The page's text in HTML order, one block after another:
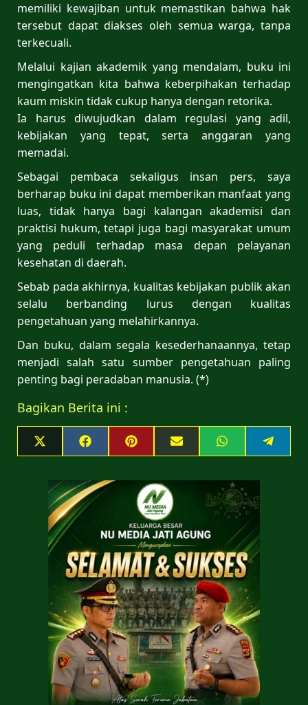
memiliki kewajiban untuk memastikan bahwa hak
tersebut dapat diakses oleh semua warga, tanpa
terkecuali.
Melalui kajian akademik yang mendalam, buku ini
mengingatkan kita bahwa keberpihakan terhadap
kaum miskin tidak cukup hanya dengan retorika.
Ia harus diwujudkan dalam regulasi yang adil,
kebijakan yang tepat, serta anggaran yang
memadai.
Sebagai pembaca sekaligus insan pers, saya
berharap buku ini dapat memberikan manfaat yang
luas, tidak hanya bagi kalangan akademisi dan
praktisi hukum, tetapi juga bagi masyarakat umum
yang peduli terhadap masa depan pelayanan
kesehatan di daerah.
Sebab pada akhirnya, kualitas kebijakan publik akan
selalu berbanding lurus dengan kualitas
pengetahuan yang melahirkannya.
Dan buku, dalam segala kesederhanaannya, tetap
menjadi salah satu sumber pengetahuan paling
penting bagi peradaban manusia. (*)
Bagikan Berita ini :